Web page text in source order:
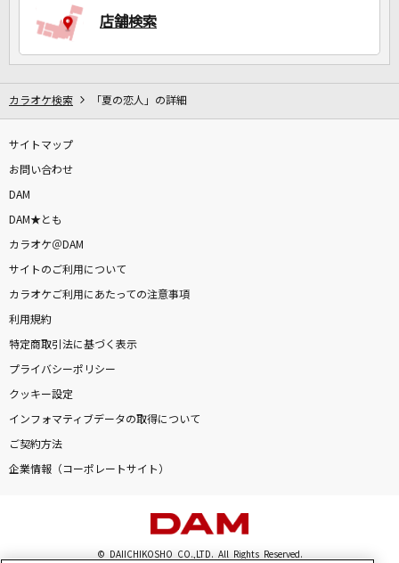
店舗検索
カラオケ検索 「夏の恋人」の詳細
サイトマップ
お問い合わせ
DAM
DAM★とも
カラオケ＠DAM
サイトのご利用について
カラオケご利用にあたっての注意事項
利用規約
特定商取引法に基づく表示
プライバシーポリシー
クッキー設定
インフォマティブデータの取得について
ご契約方法
企業情報（コーポレートサイト）
© DAIICHIKOSHO CO.,LTD. All Rights Reserved.